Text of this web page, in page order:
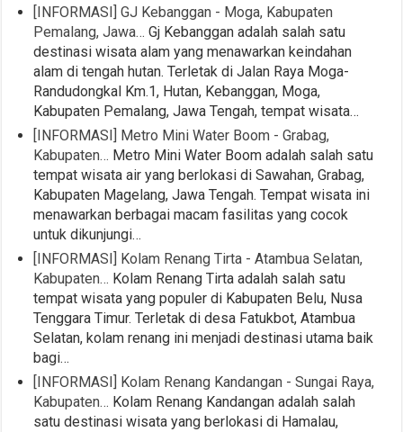
[INFORMASI] GJ Kebanggan - Moga, Kabupaten
Pemalang, Jawa… Gj Kebanggan adalah salah satu
destinasi wisata alam yang menawarkan keindahan
alam di tengah hutan. Terletak di Jalan Raya Moga-
Randudongkal Km.1, Hutan, Kebanggan, Moga,
Kabupaten Pemalang, Jawa Tengah, tempat wisata…
[INFORMASI] Metro Mini Water Boom - Grabag,
Kabupaten… Metro Mini Water Boom adalah salah satu
tempat wisata air yang berlokasi di Sawahan, Grabag,
Kabupaten Magelang, Jawa Tengah. Tempat wisata ini
menawarkan berbagai macam fasilitas yang cocok
untuk dikunjungi…
[INFORMASI] Kolam Renang Tirta - Atambua Selatan,
Kabupaten… Kolam Renang Tirta adalah salah satu
tempat wisata yang populer di Kabupaten Belu, Nusa
Tenggara Timur. Terletak di desa Fatukbot, Atambua
Selatan, kolam renang ini menjadi destinasi utama baik
bagi…
[INFORMASI] Kolam Renang Kandangan - Sungai Raya,
Kabupaten… Kolam Renang Kandangan adalah salah
satu destinasi wisata yang berlokasi di Hamalau,